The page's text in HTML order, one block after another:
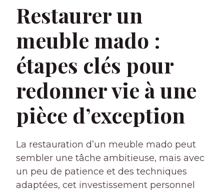
Restaurer un
meuble mado :
étapes clés pour
redonner vie à une
pièce d’exception
La restauration d’un meuble mado peut
sembler une tâche ambitieuse, mais avec
un peu de patience et des techniques
adaptées, cet investissement personnel